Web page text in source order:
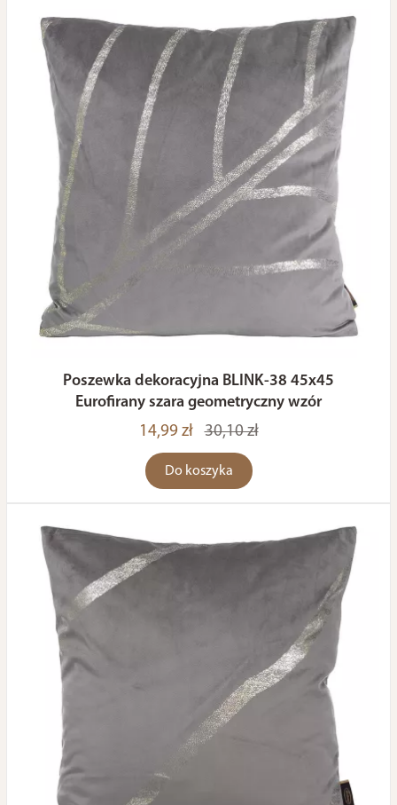
Poszewka dekoracyjna BLINK-38 45x45
Eurofirany szara geometryczny wzór
14,99 zł
30,10 zł
Do koszyka